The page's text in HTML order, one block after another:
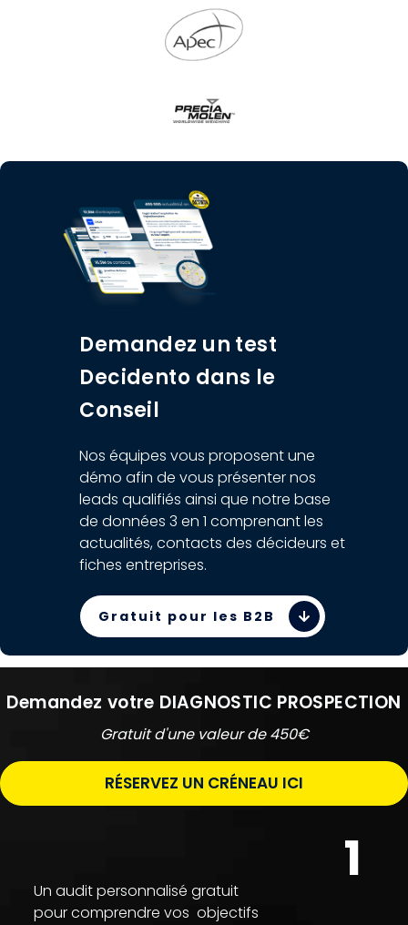
Demandez un test
Decidento dans le
Conseil
Nos équipes vous proposent une
démo afin de vous présenter nos
leads qualifiés ainsi que notre base
de données 3 en 1 comprenant les
actualités, contacts des décideurs et
fiches entreprises.
Gratuit pour les B2B
Demandez votre DIAGNOSTIC PROSPECTION
Gratuit d'une valeur de 450€
RÉSERVEZ UN CRÉNEAU ICI
1
Un audit personnalisé gratuit
pour comprendre vos objectifs